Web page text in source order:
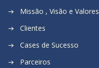
Missão , Visão e Valores
Clientes
Cases de Sucesso
Parceiros